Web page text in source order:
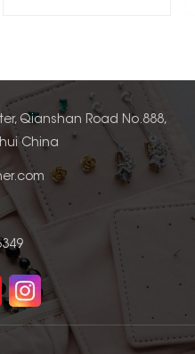
Qianshan Road No.888,
China